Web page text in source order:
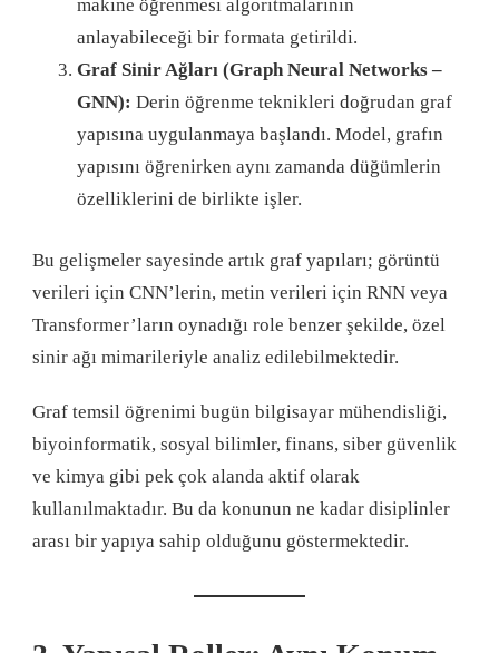
makine öğrenmesi algoritmalarının
anlayabileceği bir formata getirildi.
Graf Sinir Ağları (Graph Neural Networks –
GNN): Derin öğrenme teknikleri doğrudan graf
yapısına uygulanmaya başlandı. Model, grafın
yapısını öğrenirken aynı zamanda düğümlerin
özelliklerini de birlikte işler.
Bu gelişmeler sayesinde artık graf yapıları; görüntü
verileri için CNN’lerin, metin verileri için RNN veya
Transformer’ların oynadığı role benzer şekilde, özel
sinir ağı mimarileriyle analiz edilebilmektedir.
Graf temsil öğrenimi bugün bilgisayar mühendisliği,
biyoinformatik, sosyal bilimler, finans, siber güvenlik
ve kimya gibi pek çok alanda aktif olarak
kullanılmaktadır. Bu da konunun ne kadar disiplinler
arası bir yapıya sahip olduğunu göstermektedir.